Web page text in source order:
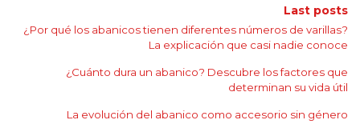
Last posts
¿Por qué los abanicos tienen diferentes números de varillas?
La explicación que casi nadie conoce
¿Cuánto dura un abanico? Descubre los factores que
determinan su vida útil
La evolución del abanico como accesorio sin género